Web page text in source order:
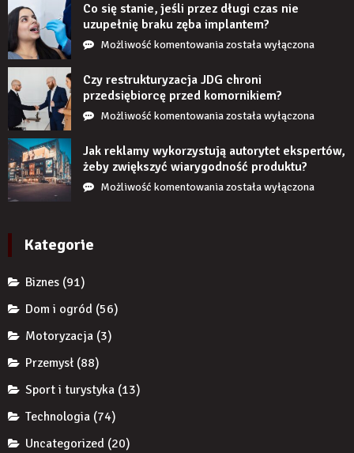
zamontowaniu?
Co się stanie, jeśli przez długi czas nie
uzupełnię braku zęba implantem?
Możliwość komentowaniaCo
stanie,
jeśli
przez
czas
nie
uzupełnię
braku
została wyłączona
Czy restrukturyzacja JDG chroni
przedsiębiorcę przed komornikiem?
Możliwość komentowaniaCzy
JDG
chroni
przedsiębiorcę
została wyłączona
Jak reklamy wykorzystują autorytet ekspertów,
żeby zwiększyć wiarygodność produktu?
Możliwość komentowaniaJak
została wyłączona
Kategorie
Biznes (91)
Dom i ogród (56)
Motoryzacja (3)
Przemysł (88)
Sport i turystyka (13)
Technologia (74)
Uncategorized (20)